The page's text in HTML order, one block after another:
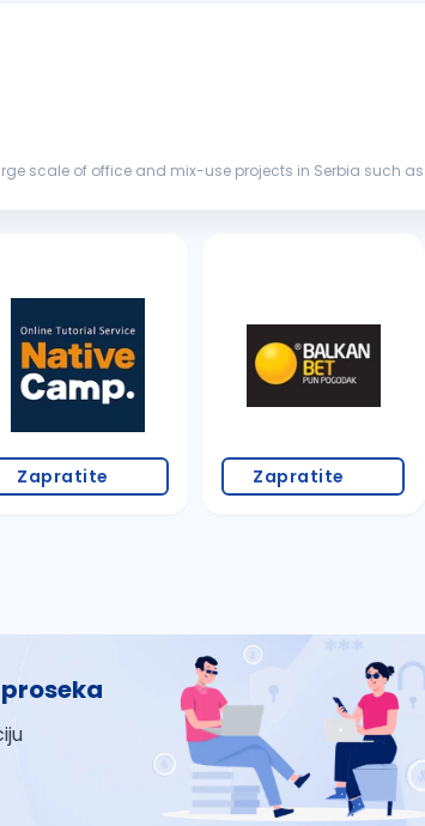
scale of office and mix-use projects in Serbia such
Zapratite Zapratite